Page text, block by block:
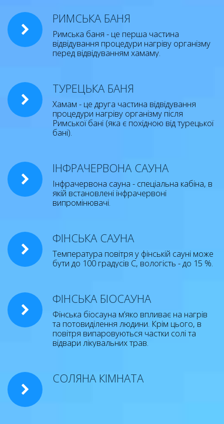
РИМСЬКА БАНЯ
Римська баня - це перша частина
відвідування процедури нагріву організму
перед відвідуванням хамаму.
ТУРЕЦЬКА БАНЯ
Хамам - це друга частина відвідування
процедури нагріву організму після
Римської бані (яка є похідною від турецької
бані).
ІНФРАЧЕРВОНА САУНА
Інфрачервона сауна - спеціальна кабіна, в
якій встановлені інфрачервоні
випромінювачі.
ФІНСЬКА САУНА
Температура повітря у фінській сауні може
бути до 100 градусів С, вологість - до 15 %.
ФІНСЬКА БІОСАУНА
Фінська біосауна м’яко впливає на нагрів
та потовиділення людини. Крім цього, в
повітря випаровуються частки солі та
відвари лікувальних трав.
СОЛЯНА КІМНАТА